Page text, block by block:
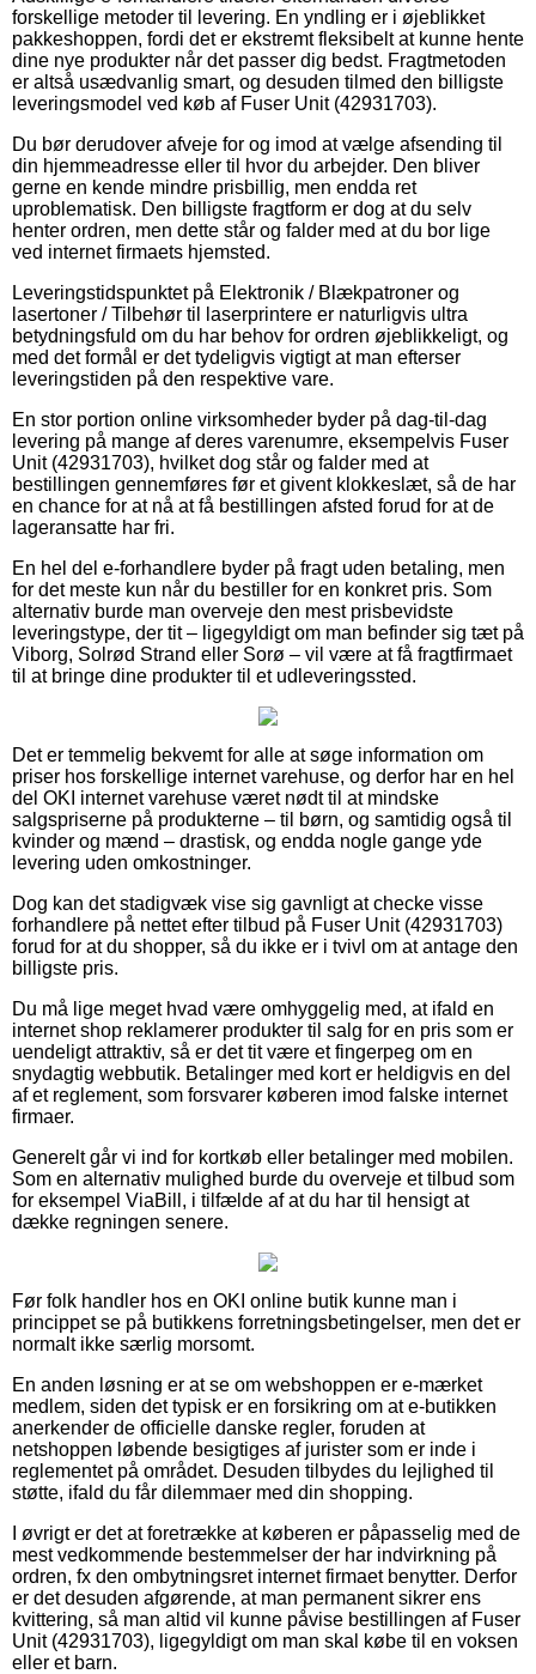
forskellige metoder til levering. En yndling er i øjeblikket
pakkeshoppen, fordi det er ekstremt fleksibelt at kunne hente
dine nye produkter når det passer dig bedst. Fragtmetoden
er altså usædvanlig smart, og desuden tilmed den billigste
leveringsmodel ved køb af Fuser Unit (42931703).
Du bør derudover afveje for og imod at vælge afsending til
din hjemmeadresse eller til hvor du arbejder. Den bliver
gerne en kende mindre prisbillig, men endda ret
uproblematisk. Den billigste fragtform er dog at du selv
henter ordren, men dette står og falder med at du bor lige
ved internet firmaets hjemsted.
Leveringstidspunktet på Elektronik / Blækpatroner og
lasertoner / Tilbehør til laserprintere er naturligvis ultra
betydningsfuld om du har behov for ordren øjeblikkeligt, og
med det formål er det tydeligvis vigtigt at man efterser
leveringstiden på den respektive vare.
En stor portion online virksomheder byder på dag-til-dag
levering på mange af deres varenumre, eksempelvis Fuser
Unit (42931703), hvilket dog står og falder med at
bestillingen gennemføres før et givent klokkeslæt, så de har
en chance for at nå at få bestillingen afsted forud for at de
lageransatte har fri.
En hel del e-forhandlere byder på fragt uden betaling, men
for det meste kun når du bestiller for en konkret pris. Som
alternativ burde man overveje den mest prisbevidste
leveringstype, der tit – ligegyldigt om man befinder sig tæt på
Viborg, Solrød Strand eller Sorø – vil være at få fragtfirmaet
til at bringe dine produkter til et udleveringssted.
Det er temmelig bekvemt for alle at søge information om
priser hos forskellige internet varehuse, og derfor har en hel
del OKI internet varehuse været nødt til at mindske
salgspriserne på produkterne – til børn, og samtidig også til
kvinder og mænd – drastisk, og endda nogle gange yde
levering uden omkostninger.
Dog kan det stadigvæk vise sig gavnligt at checke visse
forhandlere på nettet efter tilbud på Fuser Unit (42931703)
forud for at du shopper, så du ikke er i tvivl om at antage den
billigste pris.
Du må lige meget hvad være omhyggelig med, at ifald en
internet shop reklamerer produkter til salg for en pris som er
uendeligt attraktiv, så er det tit være et fingerpeg om en
snydagtig webbutik. Betalinger med kort er heldigvis en del
af et reglement, som forsvarer køberen imod falske internet
firmaer.
Generelt går vi ind for kortkøb eller betalinger med mobilen.
Som en alternativ mulighed burde du overveje et tilbud som
for eksempel ViaBill, i tilfælde af at du har til hensigt at
dække regningen senere.
Før folk handler hos en OKI online butik kunne man i
princippet se på butikkens forretningsbetingelser, men det er
normalt ikke særlig morsomt.
En anden løsning er at se om webshoppen er e-mærket
medlem, siden det typisk er en forsikring om at e-butikken
anerkender de officielle danske regler, foruden at
netshoppen løbende besigtiges af jurister som er inde i
reglementet på området. Desuden tilbydes du lejlighed til
støtte, ifald du får dilemmaer med din shopping.
I øvrigt er det at foretrække at køberen er påpasselig med de
mest vedkommende bestemmelser der har indvirkning på
ordren, fx den ombytningsret internet firmaet benytter. Derfor
er det desuden afgørende, at man permanent sikrer ens
kvittering, så man altid vil kunne påvise bestillingen af Fuser
Unit (42931703), ligegyldigt om man skal købe til en voksen
eller et barn.